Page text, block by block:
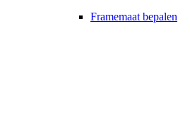
Framemaat bepalen